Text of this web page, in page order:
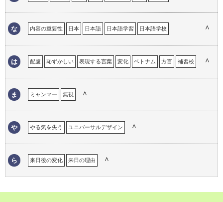
な 内容の重要性 日本 日本語 日本語学習 日本語学校
日本語でのコミュニケーション 日本語の意味 日本語の印象
日本人になりきれない
∧
は 配慮 恥ずかしい 表現する言葉 変化 ベトナム 方言 補習校 ∧
ま ミャンマー 無視 ∧
や やる気を失う ユニバーサルデザイン ∧
ら 来日後の変化 来日の理由 ∧